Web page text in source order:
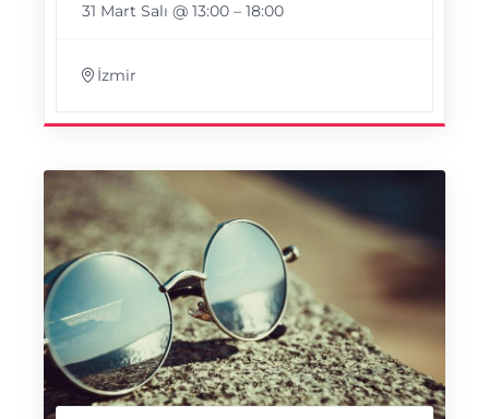
31 Mart Salı @ 13:00– 18:00
İzmir